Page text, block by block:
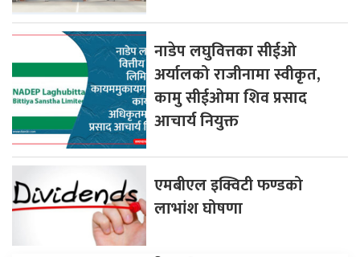
नाडेप लघुवित्तका सीईओ
अर्यालको राजीनामा स्वीकृत,
कामु सीईओमा शिव प्रसाद
आचार्य नियुक्त
एमबीएल इक्विटी फण्डको
लाभांश घोषणा